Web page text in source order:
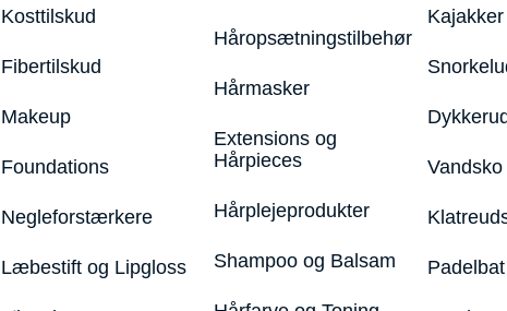
Kosttilskud
Fibertilskud
Makeup
Foundations
Negleforstærkere
Læbestift og Lipgloss
Håropsætningstilbehør
Hårmasker
Extensions og
Hårpieces
Hårplejeprodukter
Shampoo og Balsam
Kajakker
Vandsko
Padelbat